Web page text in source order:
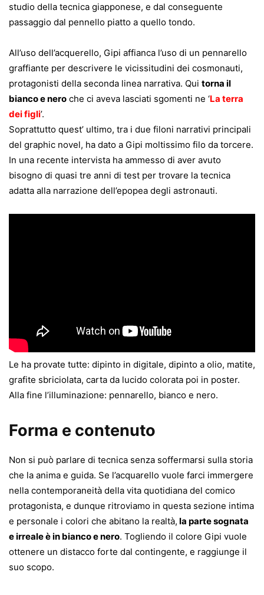
studio della tecnica giapponese, e dal conseguente
passaggio dal pennello piatto a quello tondo.
All’uso dell’acquerello, Gipi affianca l’uso di un pennarello
graffiante per descrivere le vicissitudini dei cosmonauti,
protagonisti della seconda linea narrativa. Qui torna il
bianco e nero che ci aveva lasciati sgomenti ne ‘La terra
dei figli’.
Soprattutto quest’ ultimo, tra i due filoni narrativi principali
del graphic novel, ha dato a Gipi moltissimo filo da torcere.
In una recente intervista ha ammesso di aver avuto
bisogno di quasi tre anni di test per trovare la tecnica
adatta alla narrazione dell’epopea degli astronauti.
Le ha provate tutte: dipinto in digitale, dipinto a olio, matite,
grafite sbriciolata, carta da lucido colorata poi in poster.
Alla fine l’illuminazione: pennarello, bianco e nero.
Forma e contenuto
Non si può parlare di tecnica senza soffermarsi sulla storia
che la anima e guida. Se l’acquarello vuole farci immergere
nella contemporaneità della vita quotidiana del comico
protagonista, e dunque ritroviamo in questa sezione intima
e personale i colori che abitano la realtà, la parte sognata
e irreale è in bianco e nero. Togliendo il colore Gipi vuole
ottenere un distacco forte dal contingente, e raggiunge il
suo scopo.